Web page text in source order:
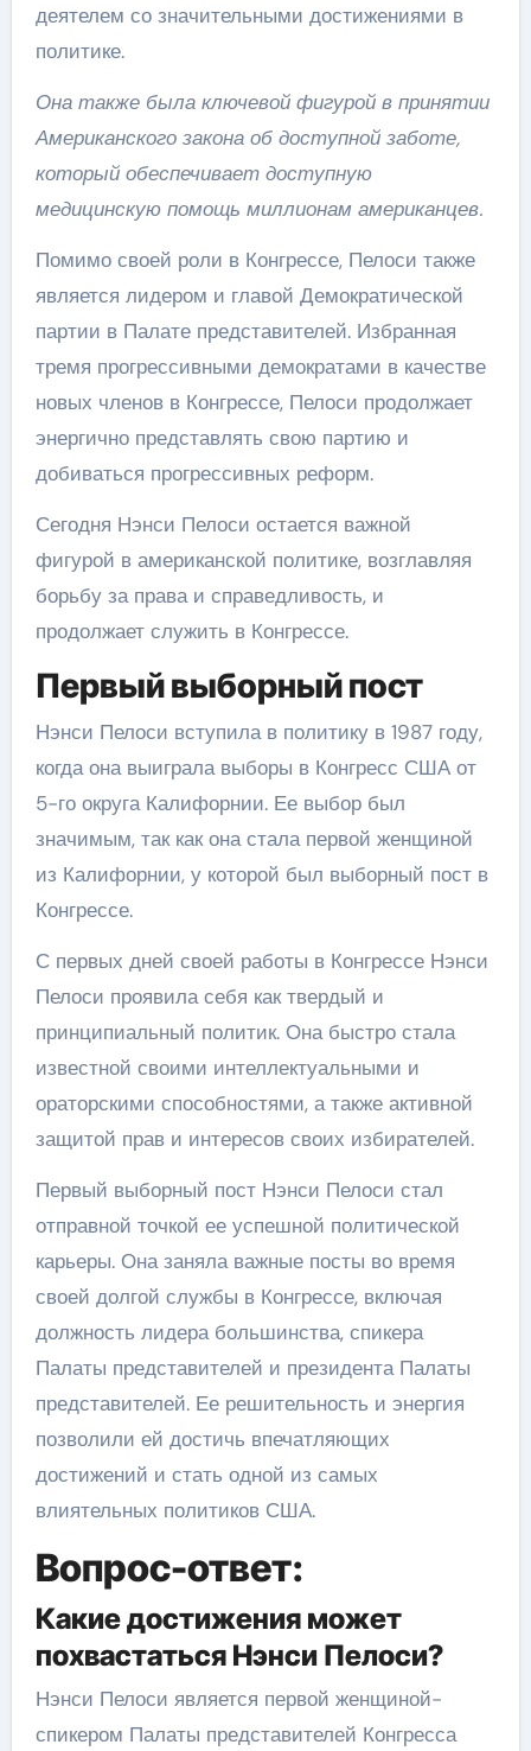
деятелем со значительными достижениями в
политике.
Она также была ключевой фигурой в принятии
Американского закона об доступной заботе,
который обеспечивает доступную
медицинскую помощь миллионам американцев.
Помимо своей роли в Конгрессе, Пелоси также
является лидером и главой Демократической
партии в Палате представителей. Избранная
тремя прогрессивными демократами в качестве
новых членов в Конгрессе, Пелоси продолжает
энергично представлять свою партию и
добиваться прогрессивных реформ.
Сегодня Нэнси Пелоси остается важной
фигурой в американской политике, возглавляя
борьбу за права и справедливость, и
продолжает служить в Конгрессе.
Первый выборный пост
Нэнси Пелоси вступила в политику в 1987 году,
когда она выиграла выборы в Конгресс США от
5-го округа Калифорнии. Ее выбор был
значимым, так как она стала первой женщиной
из Калифорнии, у которой был выборный пост в
Конгрессе.
С первых дней своей работы в Конгрессе Нэнси
Пелоси проявила себя как твердый и
принципиальный политик. Она быстро стала
известной своими интеллектуальными и
ораторскими способностями, а также активной
защитой прав и интересов своих избирателей.
Первый выборный пост Нэнси Пелоси стал
отправной точкой ее успешной политической
карьеры. Она заняла важные посты во время
своей долгой службы в Конгрессе, включая
должность лидера большинства, спикера
Палаты представителей и президента Палаты
представителей. Ее решительность и энергия
позволили ей достичь впечатляющих
достижений и стать одной из самых
влиятельных политиков США.
Вопрос-ответ:
Какие достижения может
похвастаться Нэнси Пелоси?
Нэнси Пелоси является первой женщиной-
спикером Палаты представителей Конгресса